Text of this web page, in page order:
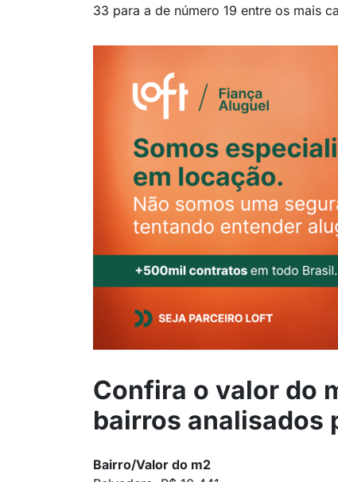
33 para a de número 19 entre os mais
Confira o valor do
bairros analisados
Bairro/Valor do m2